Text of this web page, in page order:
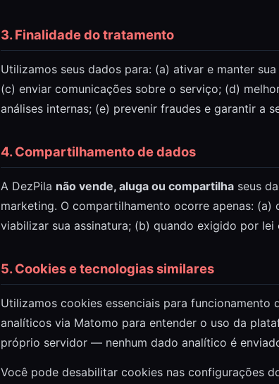
3. Finalidade do tratamento
Utilizamos seus dados para: (a) ativar e manter
(c) enviar comunicações sobre o serviço; (d)
análises internas; (e) prevenir fraudes e garantir a
4. Compartilhamento de dados
A DezPila não vende, aluga ou compartilha seus
marketing. O compartilhamento ocorre apenas:
viabilizar sua assinatura; (b) quando exigido por lei
5. Cookies e tecnologias similares
Utilizamos cookies essenciais para funcionamento
analíticos via Matomo para entender o uso da
próprio servidor — nenhum dado analítico é
Você pode desabilitar cookies nas configurações